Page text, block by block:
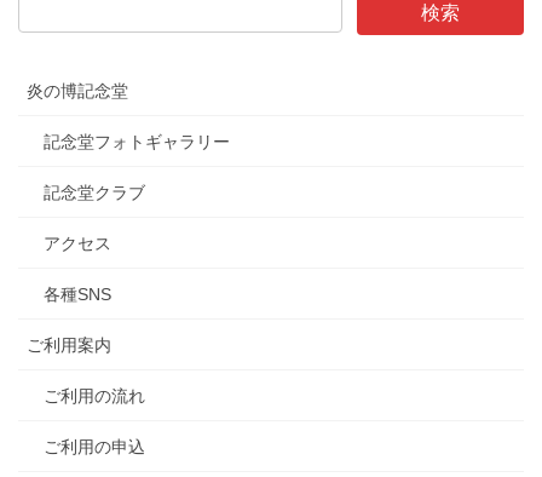
炎の博記念堂
記念堂フォトギャラリー
記念堂クラブ
アクセス
各種SNS
ご利用案内
ご利用の流れ
ご利用の申込